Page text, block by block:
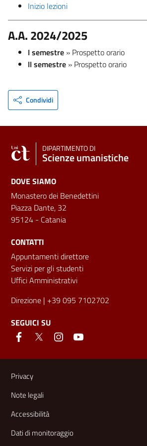
Inizio lezioni
A.A. 2024/2025
I semestre » Prospetto orario
II semestre » Prospetto orario
Condividi
DIPARTIMENTO DI
Scienze umanistiche
DOVE SIAMO
Monastero dei Benedettini
Piazza Dante, 32
95124 - Catania
CONTATTI
Appuntamenti direttore
Servizi per gli studenti
Uffici Amministrativi
Direzione | +39 095 7102702
SEGUICI SU
Link e informazioni utili
Privacy
Note legali
Accessibilità
Dati di monitoraggio